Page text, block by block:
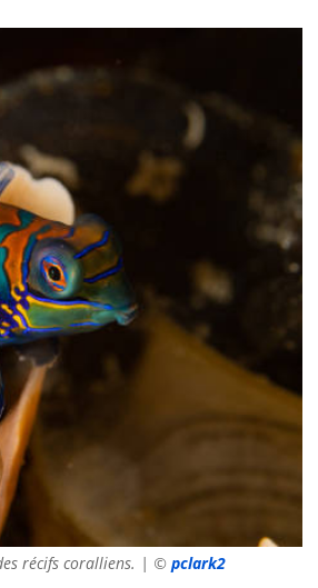
récifs coralliens. | © pclark2